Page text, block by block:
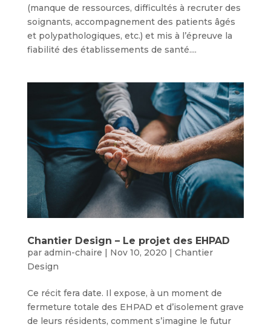
(manque de ressources, difficultés à recruter des
soignants, accompagnement des patients âgés
et polypathologiques, etc.) et mis à l’épreuve la
fiabilité des établissements de santé....
Chantier Design – Le projet des EHPAD
par admin-chaire | Nov 10, 2020 | Chantier
Design
Ce récit fera date. Il expose, à un moment de
fermeture totale des EHPAD et d’isolement grave
de leurs résidents, comment s’imagine le futur